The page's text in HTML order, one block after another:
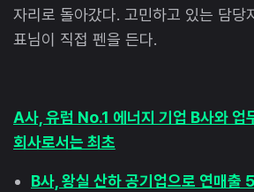
자리로 돌아갔다. 고민하고 있는 담당
표님이 직접 펜을 든다.
A사, 유럽 No.1 에너지 기업 B사와 업
회사로서는 최초
B사, 왕실 산하 공기업으로 연매출